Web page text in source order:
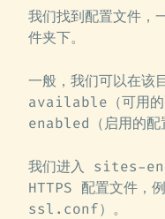
我们找到配置文件
件夹下。
一般，我们可以在
available（可用
enabled（启用的配
我们进入 sites-
HTTPS 配置文件
ssl.conf）。